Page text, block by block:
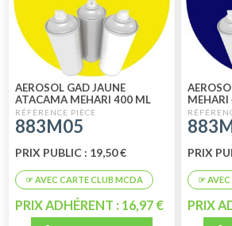
AEROSOL GAD JAUNE
ATACAMA MEHARI 400 ML
883M05
PRIX PUBLIC : 19,50 €
PRIX ADHÉRENT : 16,97 €
PRIX
PRIX